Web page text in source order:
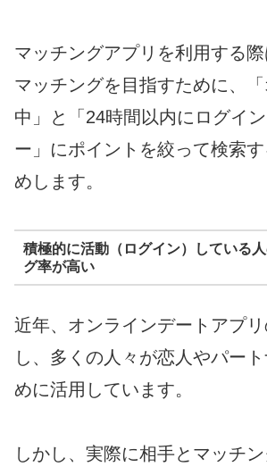
マッチングアプリを利用する
マッチングを目指すために、
中」と「24時間以内にログイ
ー」にポイントを絞って検索
めします。
積極的に活動（ログイン）している
グ率が高い
近年、オンラインデートアプ
し、多くの人々が恋人やパー
めに活用しています。
しかし、実際に相手とマッチ